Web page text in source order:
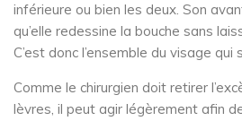
inférieure ou bien les deux. Son
qu’elle redessine la bouche sans
C’est donc l’ensemble du visage qui
Comme le chirurgien doit retirer
lèvres, il peut agir légèrement afin